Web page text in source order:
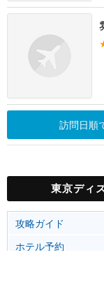
訪問日順
東京ディ
攻略ガイド
ホテル予約